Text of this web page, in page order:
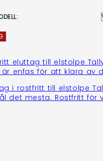
är enfas för att klara av
det mesta. Rostfritt för